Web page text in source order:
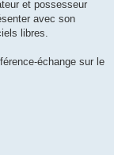
et possesseur
avec son
libres.
échange sur le